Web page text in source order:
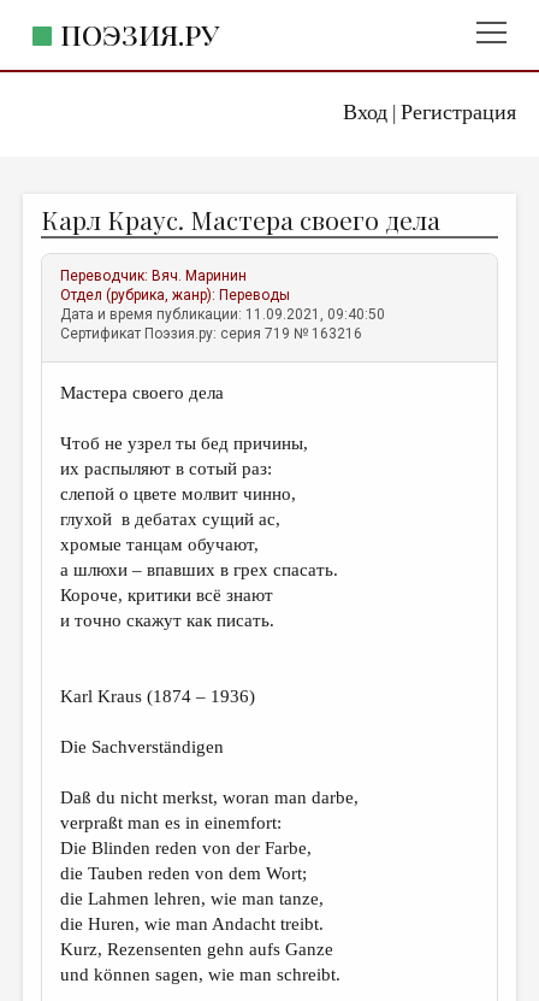
Вход| Регистрация
ПОЭЗИЯ.РУ
ЖАНРЫ
АВТОРЫ
КОММЕНТАРИИ
ЛИТСАЛОН
НОВОСТИ
ПРАВИЛА САЙТА
ОТДЕЛЫ И РУБРИКИ
ИЗБРАННОЕ
ДАЙДЖЕСТ
ПРОИЗВЕДЕНИЯ
КОНКУРСЫ
ДЕТСКАЯ КОМНАТА
КНИЖНАЯ ПОЛКА
ОБЗОР ЛИТЕРАТУРЫ
СТРАНИЦЫ ПАМЯТИ
ОБЪЯВЛЕНИЯ
КОЛОНКА РЕДАКТОРА
Карл Краус. Мастера своего дела
Переводчик: Вяч. Маринин
Отдел (рубрика, жанр): Переводы
Дата и время публикации: 11.09.2021, 09:40:50
Сертификат Поэзия.ру: серия 719 № 163216
Мастера своего дела
Чтоб не узрел ты бед причины,
их распыляют в сотый раз:
слепой о цвете молвит чинно,
глухой в дебатах сущий ас,
хромые танцам обучают,
а шлюхи – впавших в грех спасать.
Короче, критики всё знают
и точно скажут как писать.
Karl Kraus (1874 – 1936)
Die Sachverständigen
Daß du nicht merkst, woran man darbe,
verpraßt man es in einemfort:
Die Blinden reden von der Farbe,
die Tauben reden von dem Wort;
die Lahmen lehren, wie man tanze,
die Huren, wie man Andacht treibt.
Kurz, Rezensenten gehn aufs Ganze
und können sagen, wie man schreibt.